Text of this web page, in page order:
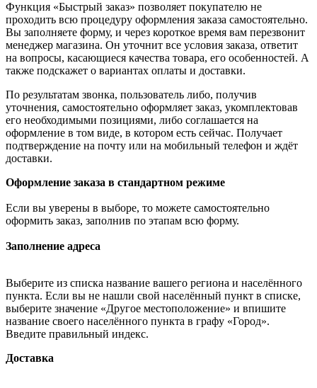
Функция «Быстрый заказ» позволяет покупателю не
проходить всю процедуру оформления заказа самостоятельно.
Вы заполняете форму, и через короткое время вам перезвонит
менеджер магазина. Он уточнит все условия заказа, ответит
на вопросы, касающиеся качества товара, его особенностей. А
также подскажет о вариантах оплаты и доставки.
По результатам звонка, пользователь либо, получив
уточнения, самостоятельно оформляет заказ, укомплектовав
его необходимыми позициями, либо соглашается на
оформление в том виде, в котором есть сейчас. Получает
подтверждение на почту или на мобильный телефон и ждёт
доставки.
Оформление заказа в стандартном режиме
Если вы уверены в выборе, то можете самостоятельно
оформить заказ, заполнив по этапам всю форму.
Заполнение адреса
Выберите из списка название вашего региона и населённого
пункта. Если вы не нашли свой населённый пункт в списке,
выберите значение «Другое местоположение» и впишите
название своего населённого пункта в графу «Город».
Введите правильный индекс.
Доставка